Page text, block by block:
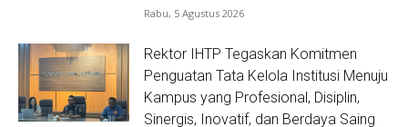
Rabu, 5 Agustus 2026
Rektor IHTP Tegaskan Komitmen
Penguatan Tata Kelola Institusi Menuju
Kampus yang Profesional, Disiplin,
Sinergis, Inovatif, dan Berdaya Saing